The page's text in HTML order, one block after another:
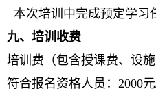
本次培训中完成预定学习
九、培训收费
培训费（包含授课费、设施
符合报名资格人员：2000